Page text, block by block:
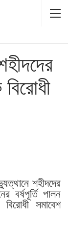
শহীদদের
বর্ষপূর্তি পালন
সমাবেশ